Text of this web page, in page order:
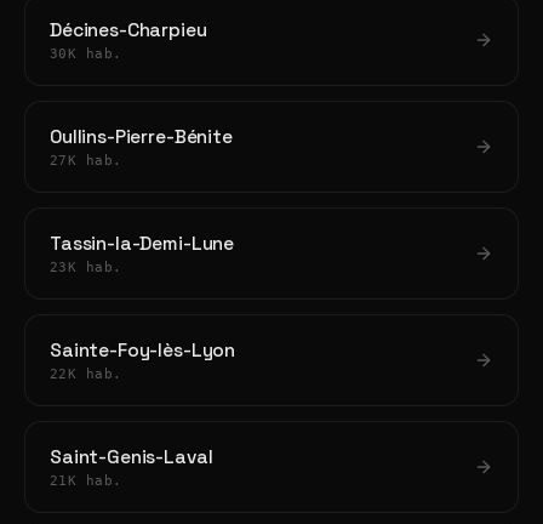
Décines-Charpieu
30K hab.
Oullins-Pierre-Bénite
27K hab.
Tassin-la-Demi-Lune
23K hab.
Sainte-Foy-lès-Lyon
22K hab.
Saint-Genis-Laval
21K hab.